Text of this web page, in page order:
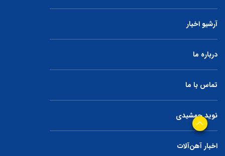
آرشیو اخبار
درباره ما
تماس با ما
نوید جمشیدی
اخبار آهن‌آلات